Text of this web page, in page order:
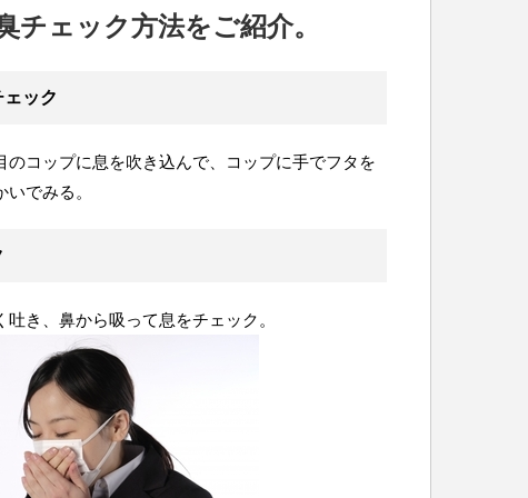
チェック方法をご紹介。
ェック
コップに息を吹き込んで、コップに手でフタを
でみる。
き、鼻から吸って息をチェック。